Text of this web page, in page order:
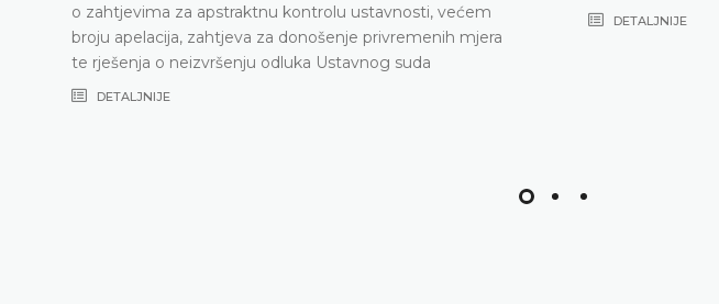
o zahtjevima za apstraktnu kontrolu ustavnosti, većem
broju apelacija, zahtjeva za donošenje privremenih mjera
te rješenja o neizvršenju odluka Ustavnog suda
DETALJNIJE
DETALJNIJE